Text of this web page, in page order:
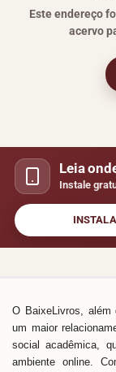
Este endereço
acervo
Leia
Instale
O BaixeLivros, além
um maior
social acadêmica,
ambiente online.